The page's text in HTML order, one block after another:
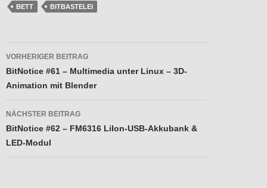
BETT BITBASTELEI
Beitragsnavigation
VORHERIGER BEITRAG
BitNotice #61 – Multimedia unter Linux – 3D-
Animation mit Blender
NÄCHSTER BEITRAG
BitNotice #62 – FM6316 LiIon-USB-Akkubank &
LED-Modul